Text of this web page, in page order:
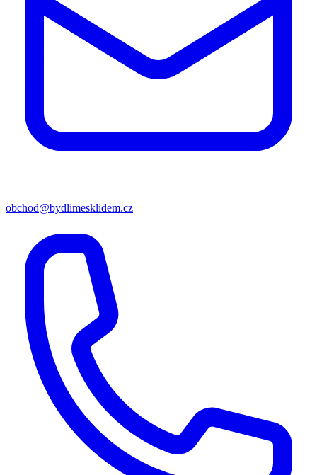
obchod@bydlimesklidem.cz